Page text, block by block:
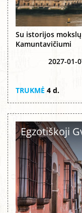
Su istorijos
Kamuntavičiumi
2027-01-
TRUKMĖ 4 d.
Egzotiškoji